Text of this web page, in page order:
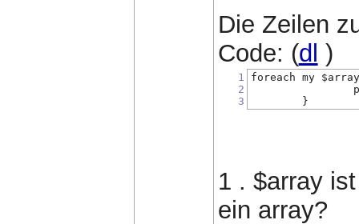
Die Zeilen
Code: (dl )
1
2
3
foreach my
        }
1 . $array
ein array?